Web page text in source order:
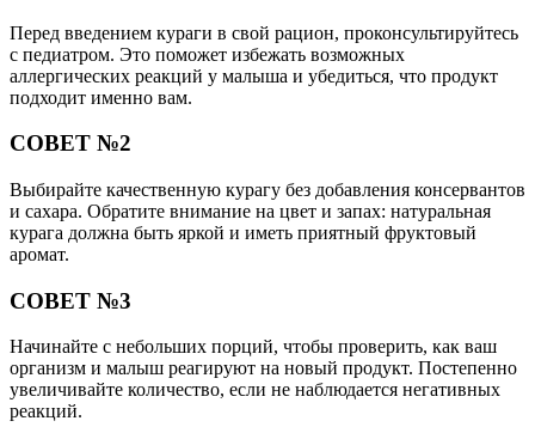
Перед введением кураги в свой рацион, проконсультируйтесь
с педиатром. Это поможет избежать возможных
аллергических реакций у малыша и убедиться, что продукт
подходит именно вам.
СОВЕТ №2
Выбирайте качественную курагу без добавления консервантов
и сахара. Обратите внимание на цвет и запах: натуральная
курага должна быть яркой и иметь приятный фруктовый
аромат.
СОВЕТ №3
Начинайте с небольших порций, чтобы проверить, как ваш
организм и малыш реагируют на новый продукт. Постепенно
увеличивайте количество, если не наблюдается негативных
реакций.